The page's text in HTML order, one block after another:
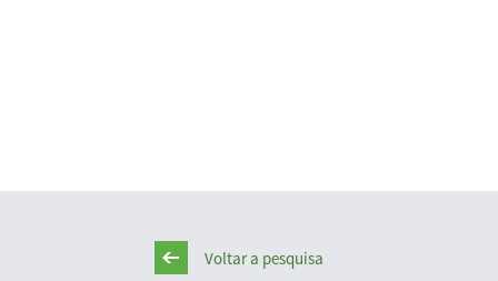
Voltar a pesquisa